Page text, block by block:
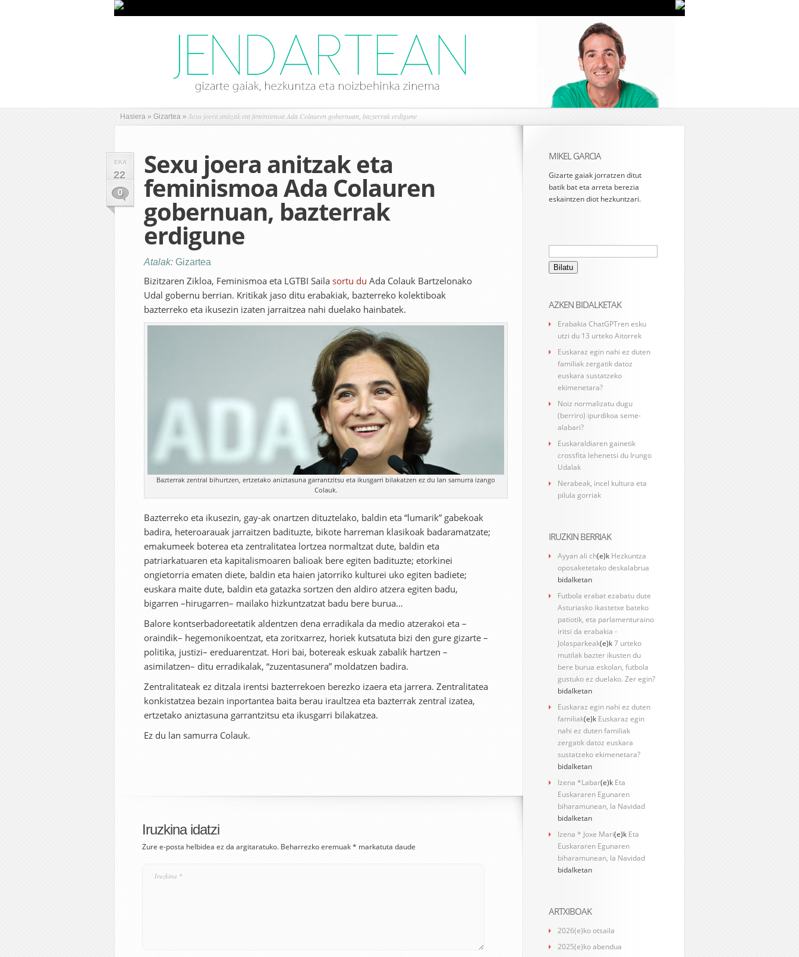
Hasiera » Gizartea » Sexu joera anitzak eta feminismoa Ada Colauren gobernuan, bazterrak erdigune
EKA
22
0
Sexu joera anitzak eta
feminismoa Ada Colauren
gobernuan, bazterrak
erdigune
Atalak: Gizartea
Bizitzaren Zikloa, Feminismoa eta LGTBI Saila sortu du Ada Colauk Bartzelonako
Udal gobernu berrian. Kritikak jaso ditu erabakiak, bazterreko kolektiboak
bazterreko eta ikusezin izaten jarraitzea nahi duelako hainbatek.
Bazterrak zentral bihurtzen, ertzetako aniztasuna garrantzitsu eta ikusgarri bilakatzen ez du lan samurra izango
Colauk.
Bazterreko eta ikusezin, gay-ak onartzen dituztelako, baldin eta “lumarik” gabekoak
badira, heteroarauak jarraitzen badituzte, bikote harreman klasikoak badaramatzate;
emakumeek boterea eta zentralitatea lortzea normaltzat dute, baldin eta
patriarkatuaren eta kapitalismoaren balioak bere egiten badituzte; etorkinei
ongietorria ematen diete, baldin eta haien jatorriko kulturei uko egiten badiete;
euskara maite dute, baldin eta gatazka sortzen den aldiro atzera egiten badu,
bigarren –hirugarren– mailako hizkuntzatzat badu bere burua…
Balore kontserbadoreetatik aldentzen dena erradikala da medio atzerakoi eta –
oraindik– hegemonikoentzat, eta zoritxarrez, horiek kutsatuta bizi den gure gizarte –
politika, justizi– ereduarentzat. Hori bai, botereak eskuak zabalik hartzen –
asimilatzen– ditu erradikalak, “zuzentasunera” moldatzen badira.
Zentralitateak ez ditzala irentsi bazterrekoen berezko izaera eta jarrera. Zentralitatea
konkistatzea bezain inportantea baita berau iraultzea eta bazterrak zentral izatea,
ertzetako aniztasuna garrantzitsu eta ikusgarri bilakatzea.
Ez du lan samurra Colauk.
Iruzkina idatzi
Zure e-posta helbidea ez da argitaratuko. Beharrezko eremuak* markatuta daude
MIKEL GARCIA
Gizarte gaiak jorratzen ditut
batik bat eta arreta berezia
eskaintzen diot hezkuntzari.
Bilatu:
AZKEN BIDALKETAK
Erabakia ChatGPTren esku
utzi du 13 urteko Aitorrek
Euskaraz egin nahi ez duten
familiak zergatik datoz
euskara sustatzeko
ekimenetara?
Noiz normalizatu dugu
(berriro) ipurdikoa seme-
alabari?
Euskaraldiaren gainetik
crossfita lehenetsi du Irungo
Udalak
Nerabeak, incel kultura eta
pilula gorriak
IRUZKIN BERRIAK
Ayyan ali ch(e)k Hezkuntza
oposaketetako deskalabrua
bidalketan
Futbola erabat ezabatu dute
Asturiasko ikastetxe bateko
patiotik, eta parlamenturaino
iritsi da erabakia -
Jolasparkeak(e)k7 urteko
mutilak bazter ikusten du
bere burua eskolan, futbola
gustuko ez duelako. Zer egin?
bidalketan
Euskaraz egin nahi ez duten
familiak(e)k Euskaraz egin
nahi ez duten familiak
zergatik datoz euskara
sustatzeko ekimenetara?
bidalketan
Izena *Labar(e)k Eta
Euskararen Egunaren
biharamunean, la Navidad
bidalketan
Izena * Joxe Mari(e)k Eta
Euskararen Egunaren
biharamunean, la Navidad
bidalketan
ARTXIBOAK
2026(e)ko otsaila
2025(e)ko abendua